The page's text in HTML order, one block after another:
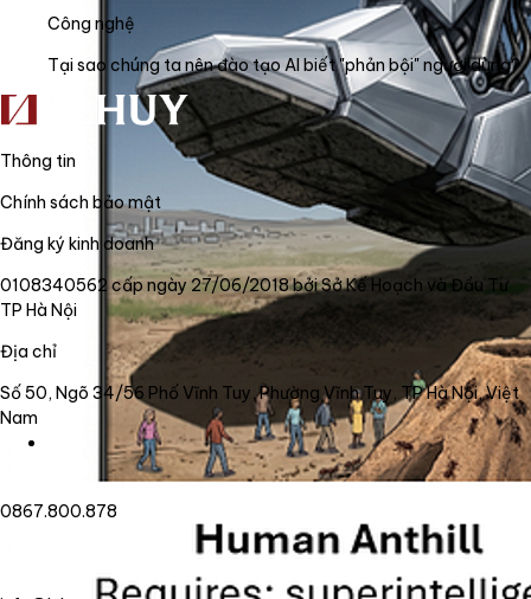
Công nghệ
Tại sao chúng ta nên đào tạo AI biết "phản bội" người dùng?
Thông tin
Chính sách bảo mật
Đăng ký kinh doanh
0108340562 cấp ngày 27/06/2018 bởi Sở Kế Hoạch và Đầu Tư
TP Hà Nội
Địa chỉ
Số 50, Ngõ 34/56 Phố Vĩnh Tuy, Phường Vĩnh Tuy, TP Hà Nội, Việt
Nam
0867.800.878